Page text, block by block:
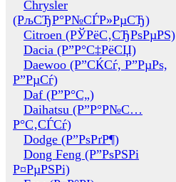
Chrysler
(РљСЂР°Р№СЃР»РµСЂ)
Citroen (РЎРёС‚СЂРѕРµРЅ)
Dacia (Р”Р°С‡РёСЏ)
Daewoo (Р”СЌСѓ, Р”РµРѕ,
Р”РµСѓ)
Daf (Р”Р°С„)
Daihatsu (Р”Р°Р№С…
Р°С‚СЃСѓ)
Dodge (Р”РѕРґР¶)
Dong Feng (Р”РѕРЅРі
Р¤РµРЅРі)